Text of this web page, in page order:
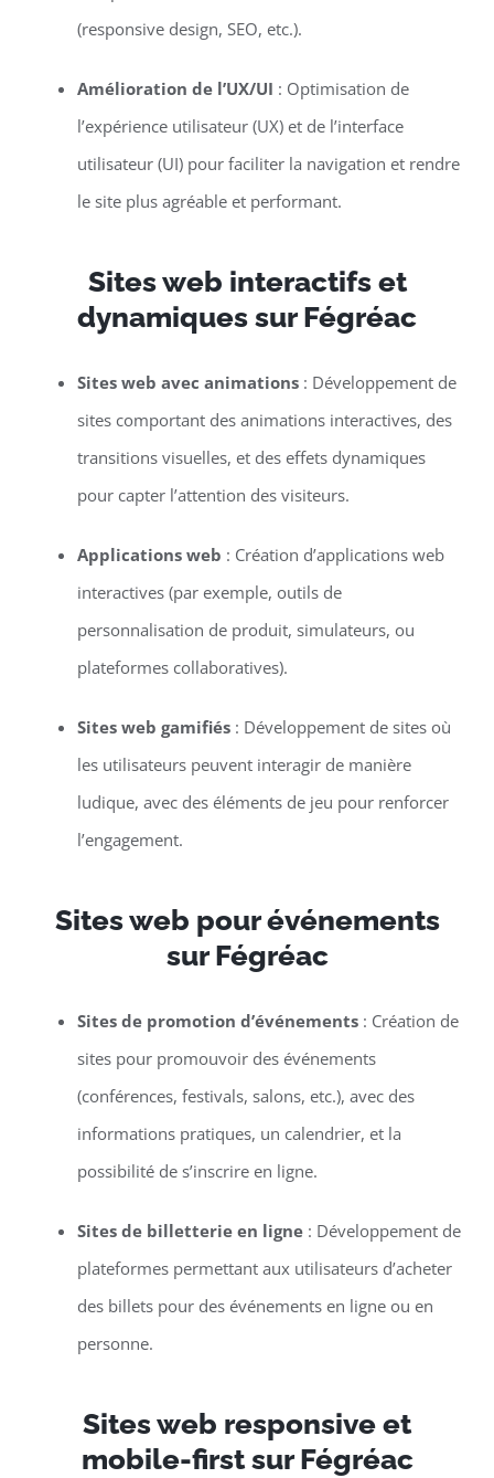
(responsive design, SEO, etc.).
Amélioration de l’UX/UI : Optimisation de
l’expérience utilisateur (UX) et de l’interface
utilisateur (UI) pour faciliter la navigation et rendre
le site plus agréable et performant.
Sites web interactifs et
dynamiques sur Fégréac
Sites web avec animations: Développement de
sites comportant des animations interactives, des
transitions visuelles, et des effets dynamiques
pour capter l’attention des visiteurs.
Applications web : Création d’applications web
interactives (par exemple, outils de
personnalisation de produit, simulateurs, ou
plateformes collaboratives).
Sites web gamifiés: Développement de sites où
les utilisateurs peuvent interagir de manière
ludique, avec des éléments de jeu pour renforcer
l’engagement.
Sites web pour événements
sur Fégréac
Sites de promotion d’événements: Création de
sites pour promouvoir des événements
(conférences, festivals, salons, etc.), avec des
informations pratiques, un calendrier, et la
possibilité de s’inscrire en ligne.
Sites de billetterie en ligne: Développement de
plateformes permettant aux utilisateurs d’acheter
des billets pour des événements en ligne ou en
personne.
Sites web responsive et
mobile-first sur Fégréac